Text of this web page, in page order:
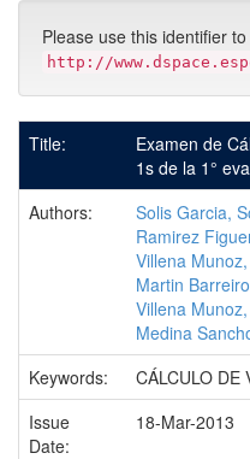
Please use this identifier
http://
Title:
Examen de
1s de la 1°
Authors:
Solis Garcia,
Ramirez
Villena
Martin
Villena
Medina
Keywords:
CÁLCULO DE
Issue
Date:
18-Mar-2013